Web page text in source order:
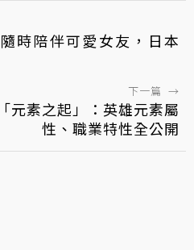
時陪伴可愛女友，日本
下一篇 →
元素之起」：英雄元素屬
性、職業特性全公開